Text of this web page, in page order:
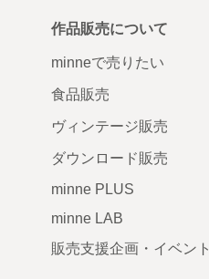
作品販売について
minneで売りたい
食品販売
ヴィンテージ販売
ダウンロード販売
minne PLUS
minne LAB
販売支援企画・イベント